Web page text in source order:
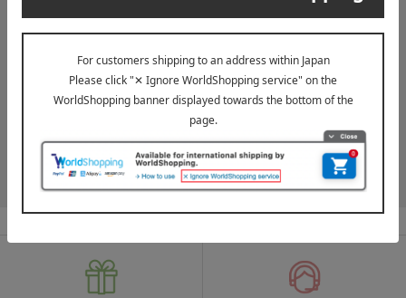
LINE公式アカウント
高島屋オンラインストアLINE公式アカウントでは百貨店ならではの
名品やお得な最新情報を配信中！
LINEの友達追加をする